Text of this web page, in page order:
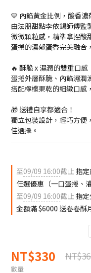
💛 內餡黃金比例，酸香濃
由法朋甜點李依錫師傅監
微微顆粒感，精準拿捏酸
蛋捲的濃郁蛋香完美融合
🔥 酥脆 x 濕潤的雙重口感
蛋捲外層酥脆、內餡濕潤
搭配檸檬果乾的細緻口感
🎁 送禮自享都適合！
獨立包裝設計，輕巧方便
佳選擇。
至09/09 16:00截止 指
任選優惠（一口蛋捲、
至09/09 16:00截止 指
金額滿 $6000 送卷卷酥
NT$330
數量